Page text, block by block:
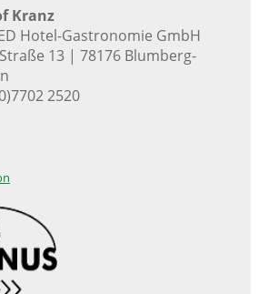
Kranz
Hotel-Gastronomie GmbH
13 | 78176 Blumberg-
2520